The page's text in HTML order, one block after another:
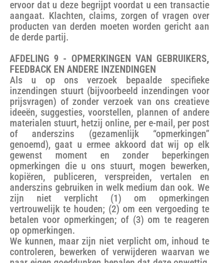
ervoor dat u deze begrijpt voordat u een transactie
aangaat. Klachten, claims, zorgen of vragen over
producten van derden moeten worden gericht aan
de derde partij.
AFDELING 9 - OPMERKINGEN VAN GEBRUIKERS,
FEEDBACK EN ANDERE INZENDINGEN
Als u op ons verzoek bepaalde specifieke
inzendingen stuurt (bijvoorbeeld inzendingen voor
prijsvragen) of zonder verzoek van ons creatieve
ideeën, suggesties, voorstellen, plannen of andere
materialen stuurt, hetzij online, per e-mail, per post
of anderszins (gezamenlijk “opmerkingen”
genoemd), gaat u ermee akkoord dat wij op elk
gewenst moment en zonder beperkingen
opmerkingen die u ons stuurt, mogen bewerken,
kopiëren, publiceren, verspreiden, vertalen en
anderszins gebruiken in welk medium dan ook. We
zijn niet verplicht (1) om opmerkingen
vertrouwelijk te houden; (2) om een vergoeding te
betalen voor opmerkingen; of (3) om te reageren
op opmerkingen.
We kunnen, maar zijn niet verplicht om, inhoud te
controleren, bewerken of verwijderen waarvan we